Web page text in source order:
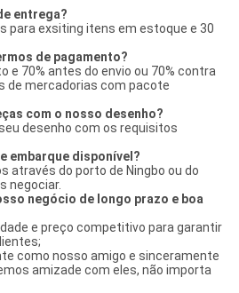
entrega?
para exsiting itens em estoque e 30
de pagamento?
e 70% antes do envio ou 70% contra
de mercadorias com pacote
com o nosso desenho?
desenho com os requisitos
embarque disponível?
através do porto de Ningbo ou do
negociar.
negócio de longo prazo e boa
e preço competitivo para garantir
como nosso amigo e sinceramente
amizade com eles, não importa